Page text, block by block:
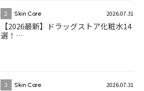
2 Skin Care 2026.07.31
【2026最新】ドラッグストア化粧水14
選！…
3 Skin Care 2026.07.31